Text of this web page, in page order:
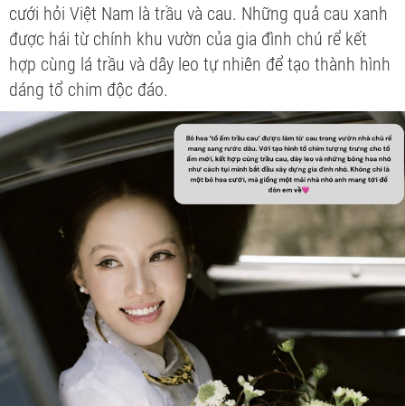
cưới hỏi Việt Nam là trầu và cau. Những quả cau xanh
được hái từ chính khu vườn của gia đình chú rể kết
hợp cùng lá trầu và dây leo tự nhiên để tạo thành hình
dáng tổ chim độc đáo.